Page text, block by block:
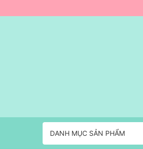
DANH MỤC SẢN PHẨM